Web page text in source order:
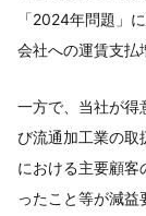
「2024年問題」
会社への運賃支払
一方で、当社が得
び流通加工業の取
における主要顧客
ったこと等が減益